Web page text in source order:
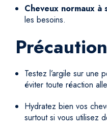
Cheveux normaux à
les besoins.
Testez l’argile sur
éviter toute réaction
Hydratez bien vos
surtout si vous utilisez